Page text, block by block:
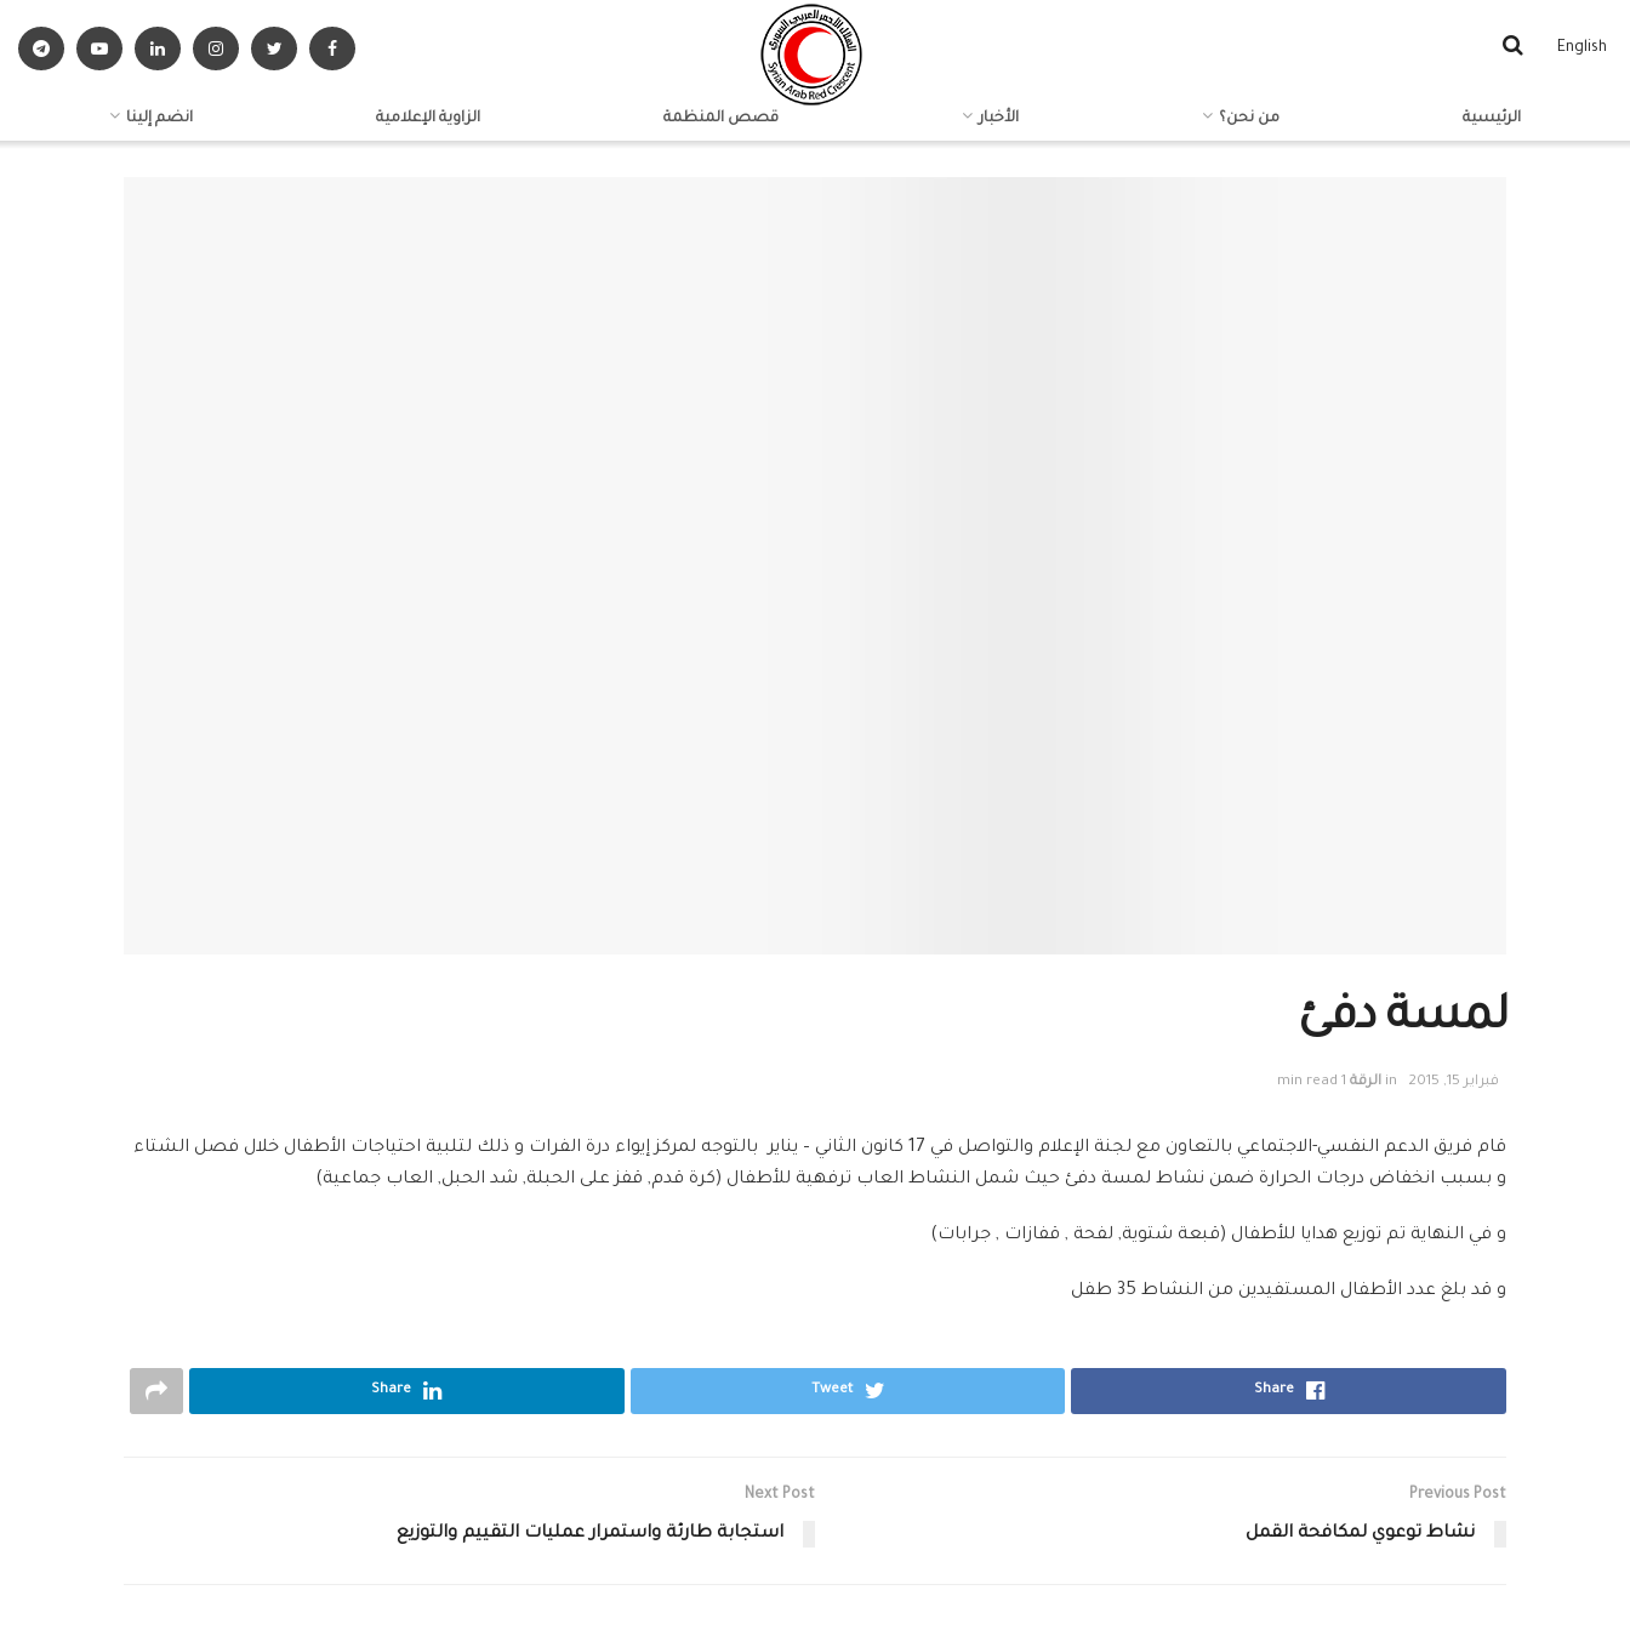
English
الرئيسية من نحن؟ الأخبار قصص المنظمة الزاوية الإعلامية انضم إلينا
لمسة دفئ
فبراير 15, 2015 in الرقة 1 min read
قام فريق الدعم النفسي-الاجتماعي بالتعاون مع لجنة الإعلام والتواصل في 17 كانون الثاني – يناير بالتوجه لمركز إيواء درة الفرات و ذلك لتلبية احتياجات الأطفال خلال فصل الشتاء
و بسبب انخفاض درجات الحرارة ضمن نشاط لمسة دفئ حيث شمل النشاط العاب ترفهية للأطفال (كرة قدم, قفز على الحبلة, شد الحبل, العاب جماعية)
و في النهاية تم توزيع هدايا للأطفال (قبعة شتوية, لفحة , قفازات , جرابات)
و قد بلغ عدد الأطفال المستفيدين من النشاط 35 طفل
Share
Tweet
Share
Previous Post
نشاط توعوي لمكافحة القمل
Next Post
استجابة طارئة واستمرار عمليات التقييم والتوزيع